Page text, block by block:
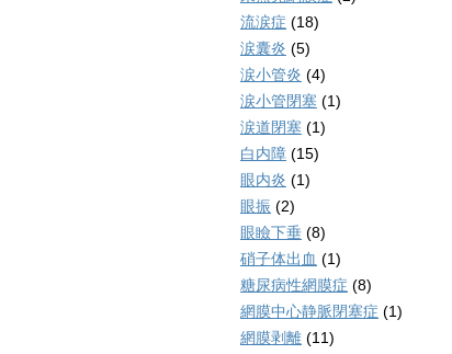
流涙症 (18)
涙囊炎 (5)
涙小管炎 (4)
涙小管閉塞 (1)
涙道閉塞 (1)
白内障 (15)
眼内炎 (1)
眼振 (2)
眼瞼下垂 (8)
硝子体出血 (1)
糖尿病性網膜症 (8)
網膜中心静脈閉塞症 (1)
網膜剥離 (11)